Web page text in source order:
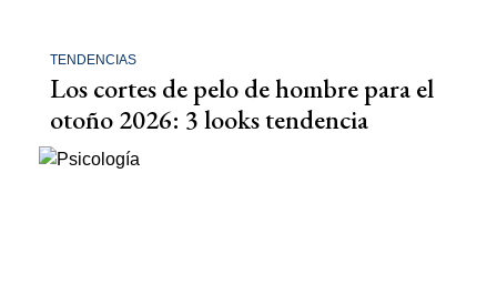
TENDENCIAS
Los cortes de pelo de hombre para el
otoño 2026: 3 looks tendencia